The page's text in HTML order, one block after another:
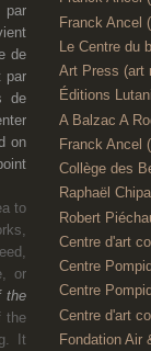
par
de
par
de
on
to
or
the
the
It
Franck Ancel
Le Centre du
Art Press (art
Éditions
A Balzac A
Franck Ancel
Collège des
Raphaël
Robert
Centre d'art
Centre
Centre
Centre d'art
Fondation Air